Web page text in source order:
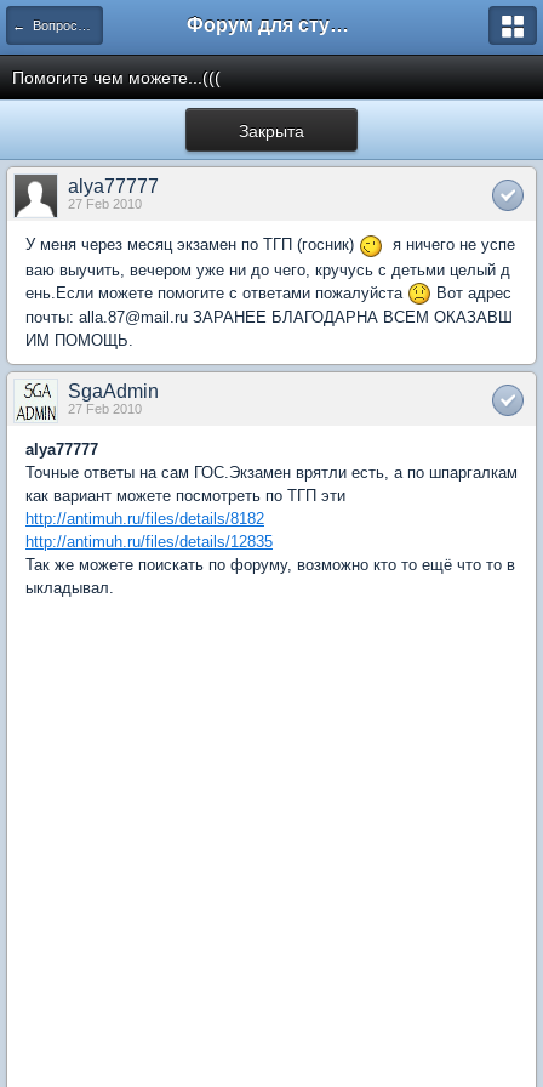
← Вопросы и ответы Форум для студента СГА
Помогите чем можете...(((
Закрыта
alya77777
27 Feb 2010
У меня через месяц экзамен по ТГП (госник)
я ничего не успе
ваю выучить, вечером уже ни до чего, кручусь с детьми целый д
ень.Если можете помогите с ответами пожалуйста
Вот адрес
почты: alla.87@mail.ru ЗАРАНЕЕ БЛАГОДАРНА ВСЕМ ОКАЗАВШ
ИМ ПОМОЩЬ.
SgaAdmin
27 Feb 2010
alya77777
Точные ответы на сам ГОС.Экзамен врятли есть, а по шпаргалкам
как вариант можете посмотреть по ТГП эти
http://antimuh.ru/files/details/8182
http://antimuh.ru/files/details/12835
Так же можете поискать по форуму, возможно кто то ещё что то в
ыкладывал.